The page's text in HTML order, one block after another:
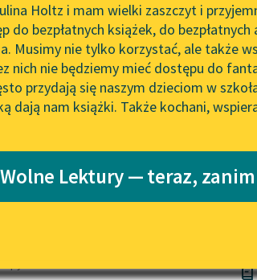
redakcyjne
Wolne Lektury na 32.
Pol’and’Rock Festivalu
„Kochanek Lady Chatterley”
do słuchania na Wolnych
Lekturach
Nowy audiobook –
niepełnosprawnościami
Holtz i mam wielki zaszczyt i
do bezpłatnych książek, do
Musimy nie tylko korzystać, ale także
nich nie będziemy mieć dostępu do
przydają się naszym dzieciom w
dają nam książki. Także kochani,
Lektury — teraz,
dla dzieci i młodzieży✖
Spyri